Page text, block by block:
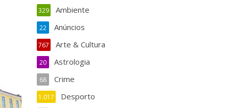
Ambiente
329
Anúncios
22
Arte & Cultura
767
Astrologia
20
Crime
68
Desporto
1.017